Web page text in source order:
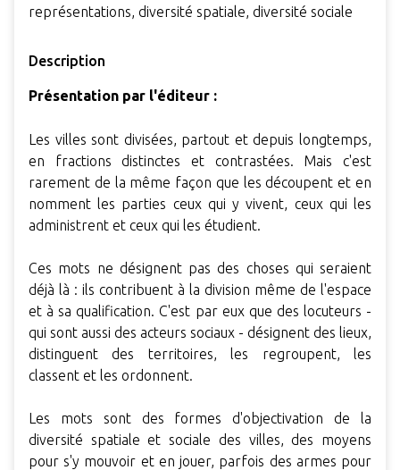
représentations, diversité spatiale, diversité sociale
Description
Présentation par l'éditeur :
Les villes sont divisées, partout et depuis longtemps,
en fractions distinctes et contrastées. Mais c'est
rarement de la même façon que les découpent et en
nomment les parties ceux qui y vivent, ceux qui les
administrent et ceux qui les étudient.
Ces mots ne désignent pas des choses qui seraient
déjà là : ils contribuent à la division même de l'espace
et à sa qualification. C'est par eux que des locuteurs -
qui sont aussi des acteurs sociaux - désignent des lieux,
distinguent des territoires, les regroupent, les
classent et les ordonnent.
Les mots sont des formes d'objectivation de la
diversité spatiale et sociale des villes, des moyens
pour s'y mouvoir et en jouer, parfois des armes pour